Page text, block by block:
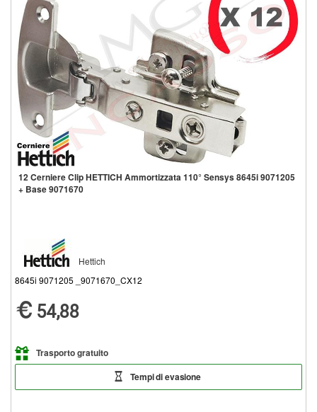
12 Cerniere Clip HETTICH Ammortizzata 110° Sensys 8645i 9071205
+ Base 9071670
Hettich
8645i 9071205 _9071670_CX12
54,88
Trasporto gratuito
Tempi di evasione